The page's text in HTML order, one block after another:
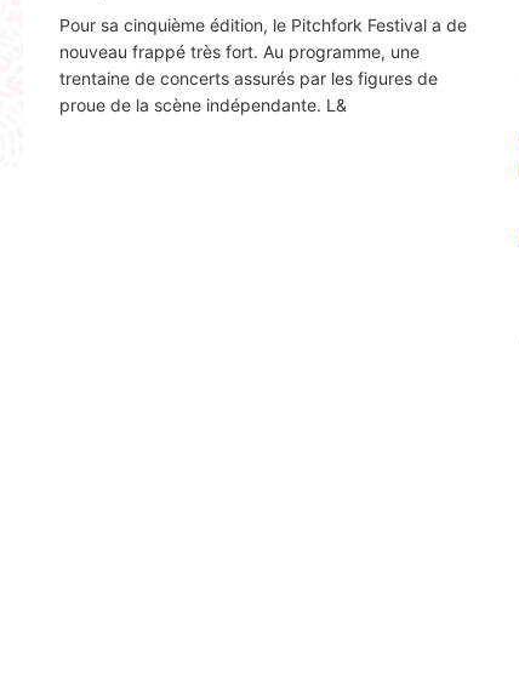
Pour sa cinquième édition, le Pitchfork Festival a de
nouveau frappé très fort. Au programme, une
trentaine de concerts assurés par les figures de
proue de la scène indépendante. L&